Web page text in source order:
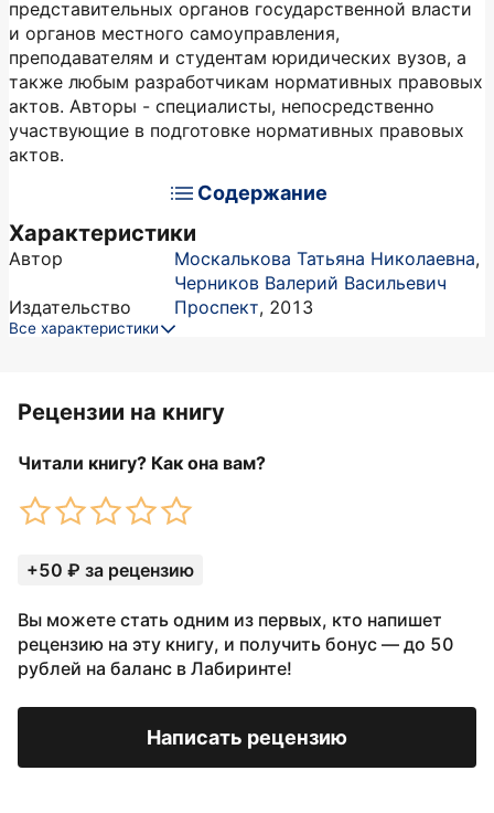
представительных органов государственной власти
и органов местного самоуправления,
преподавателям и студентам юридических вузов, а
также любым разработчикам нормативных правовых
актов. Авторы - специалисты, непосредственно
участвующие в подготовке нормативных правовых
актов.
Содержание
Характеристики
Автор Москалькова Татьяна Николаевна,
Черников Валерий Васильевич
Издательство
Проспект, 2013
Все характеристики
Рецензии на книгу
Читали книгу? Как она вам?
+50 ₽ за рецензию
Вы можете стать одним из первых, кто напишет
рецензию на эту книгу, и получить бонус — до 50
рублей на баланс в Лабиринте!
Написать рецензию